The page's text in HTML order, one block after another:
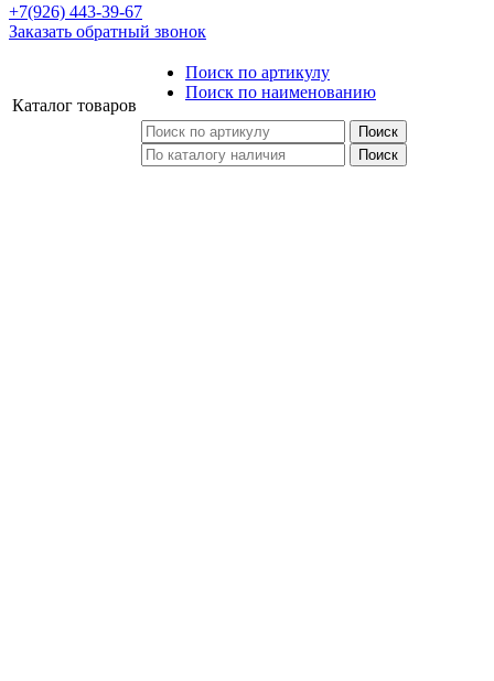
+7(926) 443-39-67
Заказать обратный звонок
Каталог товаров
Поиск по артикулу
Поиск по наименованию
Поиск
Поиск